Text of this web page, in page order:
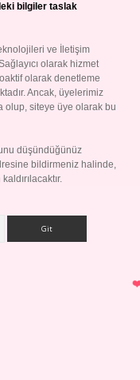
bilgiler taslak
ve İletişim
olarak hizmet
olarak denetleme
Ancak, üyelerimiz
olup, siteye üye olarak bu
düşündüğünüz
bildirmeniz halinde,